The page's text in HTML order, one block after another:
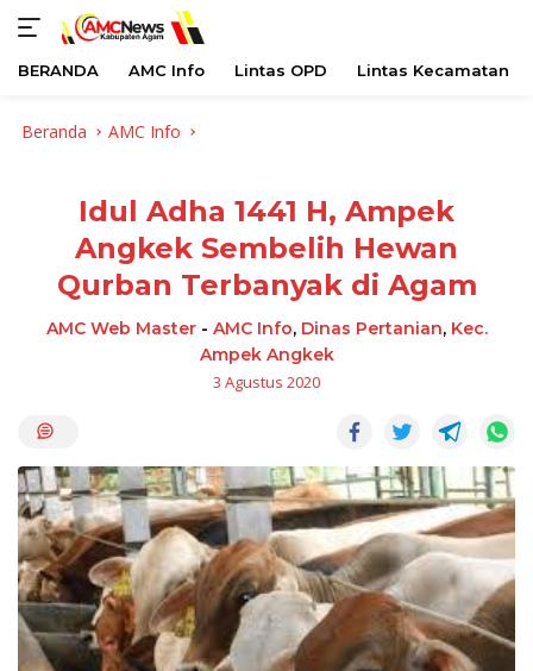
BERANDA AMC Info Lintas OPD Lintas Kecamatan
Beranda AMC Info
Idul Adha 1441 H, Ampek
Angkek Sembelih Hewan
Qurban Terbanyak di Agam
AMC Web Master- AMC Info, Dinas Pertanian, Kec.
Ampek Angkek
3 Agustus 2020